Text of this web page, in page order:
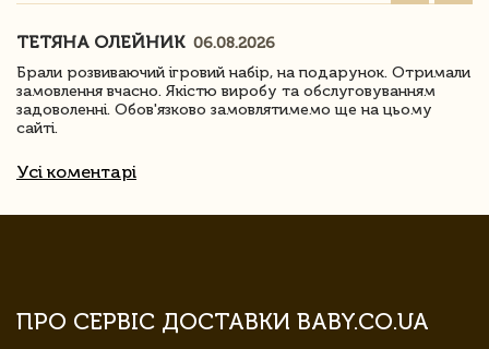
ТЕТЯНА ОЛЕЙНИК 06.08.2026
Брали розвиваючий ігровий набір, на подарунок. Отримали
замовлення вчасно. Якістю виробу та обслуговуванням
задоволенні. Обов'язково замовлятимемо ще на цьому
сайті.
Усі коментарі
ПРО СЕРВІС ДОСТАВКИ BABY.CO.UA